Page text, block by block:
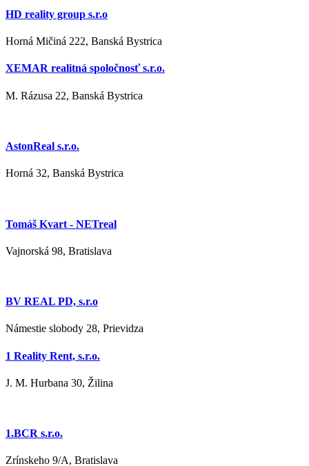
HD reality group s.r.o
Horná Mičiná 222, Banská Bystrica
XEMAR realitná spoločnosť s.r.o.
M. Rázusa 22, Banská Bystrica
AstonReal s.r.o.
Horná 32, Banská Bystrica
Tomáš Kvart - NETreal
Vajnorská 98, Bratislava
BV REAL PD, s.r.o
Námestie slobody 28, Prievidza
1 Reality Rent, s.r.o.
J. M. Hurbana 30, Žilina
1.BCR s.r.o.
Zrínskeho 9/A, Bratislava